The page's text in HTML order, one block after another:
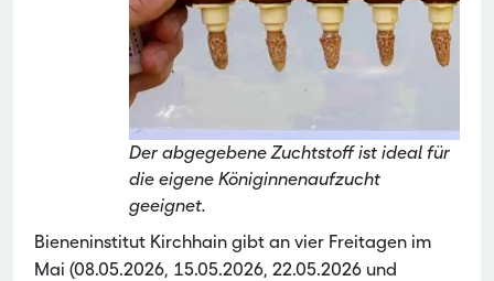
Der abgegebene Zuchtstoff ist ideal für
die eigene Königinnenaufzucht
geeignet.
Bieneninstitut Kirchhain gibt an vier Freitagen im
Mai (08.05.2026, 15.05.2026, 22.05.2026 und